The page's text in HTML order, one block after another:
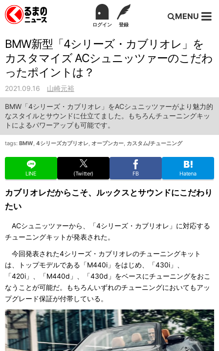
ログイン 登録
MENU
BMW新型「4シリーズ・カブリオレ」を
カスタマイズ ACシュニッツァーのこだわ
ったポイントは？
2021.09.16 山崎元裕
BMW「4シリーズ・カブリオレ」をACシュニッツァーがより魅力的
なスタイルとサウンドに仕立てました。もちろんチューニングキッ
トによるパワーアップも可能です。
tags: BMW, 4シリーズカブリオレ, オープンカー, カスタム/チューニング
LINE (Twitter) FB Hatena
カブリオレだからこそ、ルックスとサウンドにこだわり
たい
ACシュニッツァーから、「4シリーズ・カブリオレ」に対応する
チューニングキットが発表された。
今回発表された4シリーズ・カブリオレのチューニングキット
は、トップモデルである「M440i」をはじめ、「430i」、
「420i」、「M440d」、「430d」をベースにチューニングをおこ
なうことが可能だ。もちろんいずれのチューニングにおいてもアッ
プグレード保証が付帯している。